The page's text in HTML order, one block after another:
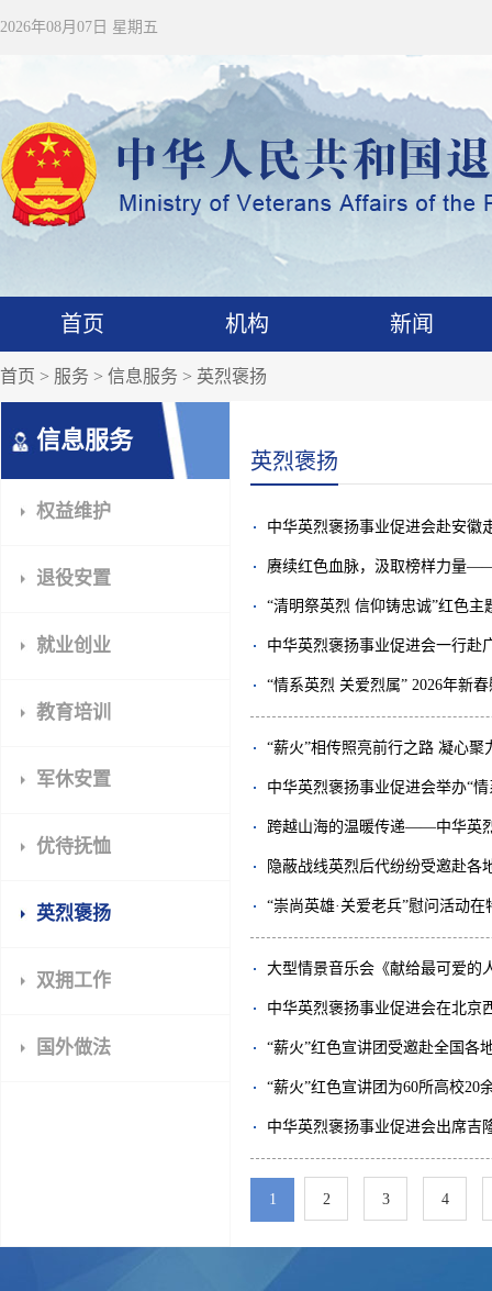
2026年08月07日 星期五
首页 机构 新闻
首页 > 服务 > 信息服务 > 英烈褒扬
信息服务
权益维护
退役安置
就业创业
教育培训
军休安置
优待抚恤
英烈褒扬
双拥工作
国外做法
英烈褒扬
中华英烈褒扬事业促进会赴安徽
赓续红色血脉，汲取榜样力量
“清明祭英烈 信仰铸忠诚”红色主
中华英烈褒扬事业促进会一行赴
“情系英烈 关爱烈属” 2026年新
“薪火”相传照亮前行之路 凝心
中华英烈褒扬事业促进会举办“
跨越山海的温暖传递——中华英
隐蔽战线英烈后代纷纷受邀赴各
“崇尚英雄·关爱老兵”慰问活动
大型情景音乐会《献给最可爱的
中华英烈褒扬事业促进会在北京
“薪火”红色宣讲团受邀赴全国各
“薪火”红色宣讲团为60所高校20
中华英烈褒扬事业促进会出席吉
1 2 3 4